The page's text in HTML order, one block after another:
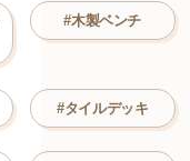
#木製ベンチ
#タイルデッキ